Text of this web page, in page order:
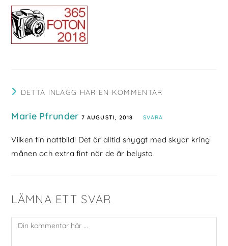
DETTA INLÄGG HAR EN KOMMENTAR
Marie Pfrunder 7 AUGUSTI, 2018 SVARA
Vilken fin nattbild! Det är alltid snyggt med skyar kring
månen och extra fint när de är belysta.
LÄMNA ETT SVAR